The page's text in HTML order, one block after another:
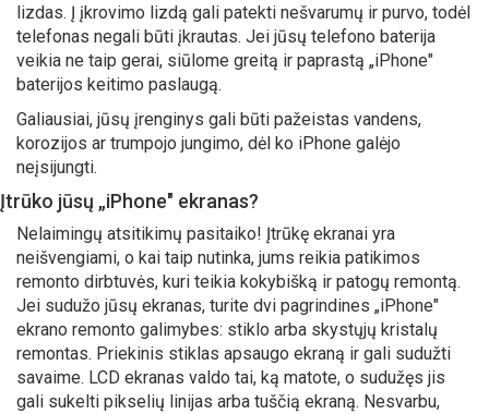
lizdas. Į įkrovimo lizdą gali patekti nešvarumų ir purvo, todėl
telefonas negali būti įkrautas. Jei jūsų telefono baterija
veikia ne taip gerai, siūlome greitą ir paprastą „iPhone"
baterijos keitimo paslaugą.
Galiausiai, jūsų įrenginys gali būti pažeistas vandens,
korozijos ar trumpojo jungimo, dėl ko iPhone galėjo
neįsijungti.
Įtrūko jūsų „iPhone" ekranas?
Nelaimingų atsitikimų pasitaiko! Įtrūkę ekranai yra
neišvengiami, o kai taip nutinka, jums reikia patikimos
remonto dirbtuvės, kuri teikia kokybišką ir patogų remontą.
Jei sudužo jūsų ekranas, turite dvi pagrindines „iPhone"
ekrano remonto galimybes: stiklo arba skystųjų kristalų
remontas. Priekinis stiklas apsaugo ekraną ir gali sudužti
savaime. LCD ekranas valdo tai, ką matote, o sudužęs jis
gali sukelti pikselių linijas arba tuščią ekraną. Nesvarbu,